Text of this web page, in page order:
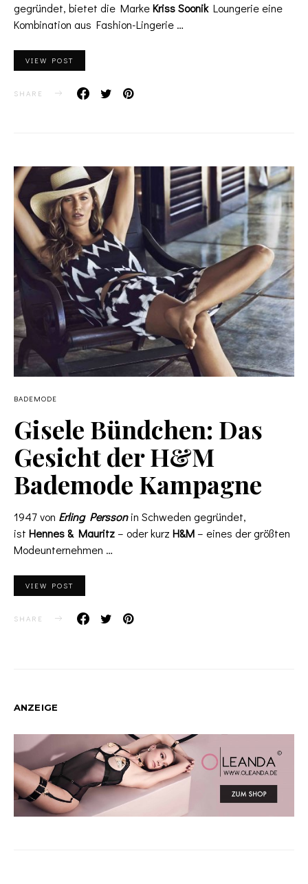
gegründet, bietet die MarkeKriss SoonikLoungerie eine
Kombination aus Fashion-Lingerie …
VIEW POST
SHARE
BADEMODE
Gisele Bündchen: Das
Gesicht der H&M
Bademode Kampagne
1947 von Erling Perssonin Schweden gegründet,
ist Hennes & Mauritz – oder kurz H&M – eines der größten
Modeunternehmen …
VIEW POST
SHARE
ANZEIGE